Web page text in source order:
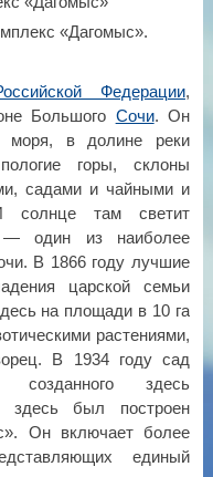
«Дагомыс».
Федерации,
Большого Сочи. Он
моря, в долине реки
горы, склоны
садами и чайными и
солнце там светит
— один из наиболее
В 1866 году лучшие
царской семьи
на площади в 10 га
растениями,
В 1934 году сад
созданного здесь
здесь был построен
Он включает более
единый